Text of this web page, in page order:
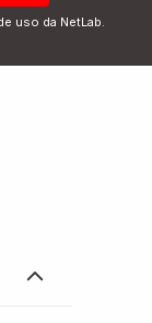
uso da NetLab.